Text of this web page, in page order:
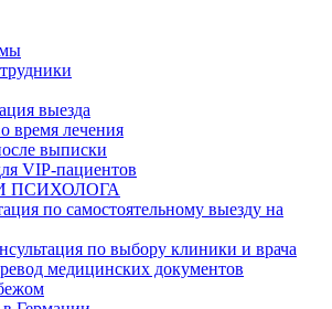
выезда
время лечения
выписки
VIP-пациентов
ПСИХОЛОГА
по самостоятельному выезду на
по выбору клиники и врача
медицинских документов